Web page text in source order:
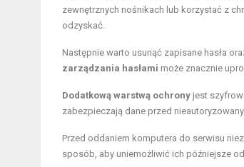
zewnętrznych nośnikach lub korzystać z
odzyskać.
Następnie warto usunąć zapisane hasła
zarządzania hasłami może znacznie
Dodatkową warstwą ochrony jest
zabezpieczają dane przed
Przed oddaniem komputera do serwisu
sposób, aby uniemożliwić ich późniejsze